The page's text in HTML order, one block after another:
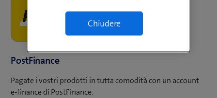
PostFinance
Pagate i vostri prodotti in tutta comodità con un account
e-finance di PostFinance.
Chiudere